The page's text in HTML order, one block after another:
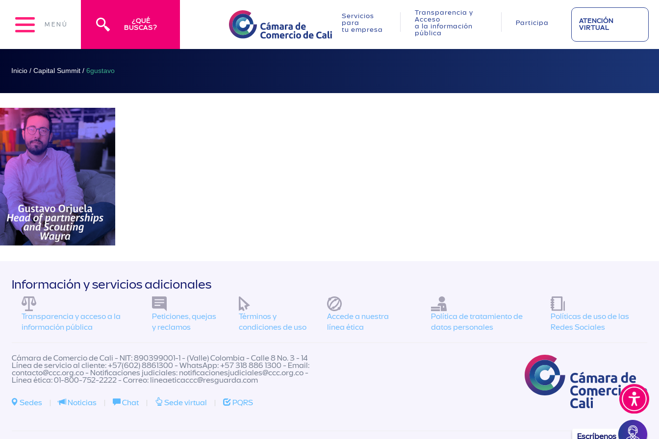
MENÚ
¿QUÉ
BUSCAS?
Servicios
para
tu empresa
Transparencia y
Acceso
a la información
pública
Participa
ATENCIÓN
VIRTUAL
Inicio / Capital Summit / 6gustavo
Escríbenos
Información y servicios adicionales
Transparencia y acceso a la
información pública
Peticiones, quejas
y reclamos
Términos y
condiciones de uso
Accede a nuestra
línea ética
Política de tratamiento de
datos personales
Políticas de uso de las
Redes Sociales
Cámara de Comercio de Cali - NIT: 890399001-1 - (Valle) Colombia - Calle 8 No. 3 - 14
Línea de servicio al cliente: +57(602) 8861300 - WhatsApp: +57 318 886 1300 - Email:
contacto@ccc.org.co- Notificaciones judiciales: notificacionesjudiciales@ccc.org.co-
Línea ética: 01-800-752-2222 - Correo: lineaeticaccc@resguarda.com
Sedes | Noticias | Chat | Sede virtual | PQRS